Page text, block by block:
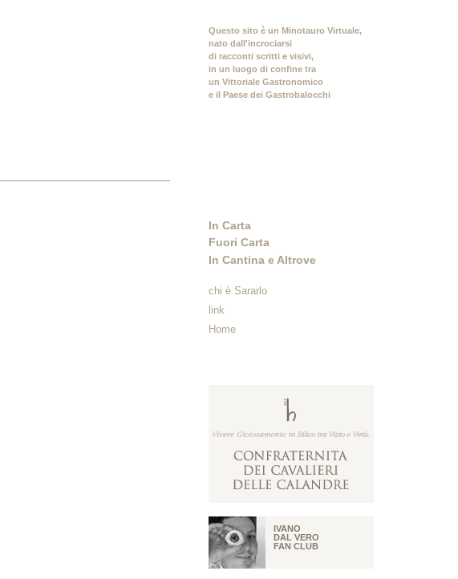
Questo sito è un Minotauro Virtuale,
nato dall'incrociarsi
di racconti scritti e visivi,
in un luogo di confine tra
un Vittoriale Gastronomico
e il Paese dei Gastrobalocchi
In Carta
Fuori Carta
In Cantina e Altrove
chi è Sararlo
link
Home
IVANO
DAL VERO
FAN CLUB